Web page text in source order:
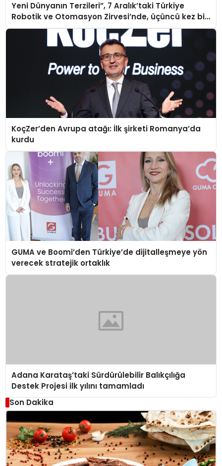
Yeni Dünyanın Terzileri”, 7 Aralık’taki Türkiye
Robotik ve Otomasyon Zirvesi’nde, üçüncü kez bir
araya geliyor
KoçZer’den Avrupa atağı: İlk şirketi Romanya’da
kurdu
GUMA ve Boomi’den Türkiye’de dijitalleşmeye yön
verecek stratejik ortaklık
Adana Karataş’taki Sürdürülebilir Balıkçılığa
Destek Projesi ilk yılını tamamladı
Son Dakika